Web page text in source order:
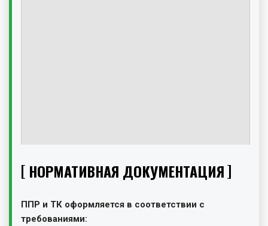
НОРМАТИВНАЯ ДОКУМЕНТАЦИЯ
ППР и ТК оформляется в соответствии с
требованиями: